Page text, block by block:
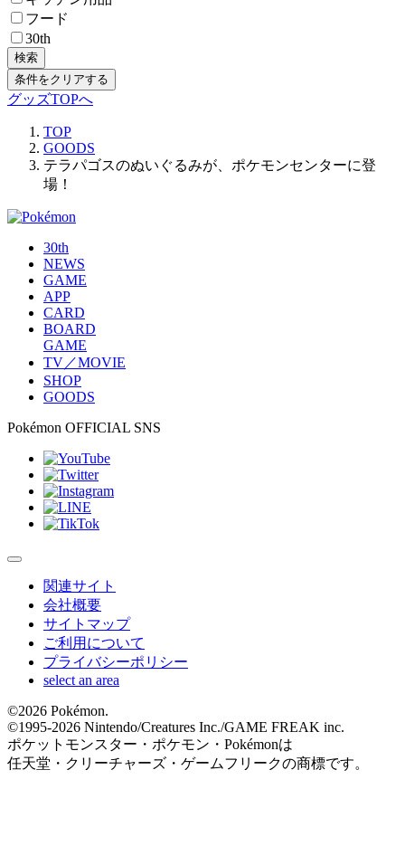
フード
30th
検索
条件をクリアする
グッズTOPへ
TOP
GOODS
テラパゴスのぬいぐるみが、ポケモンセンターに登
場！
30th
NEWS
GAME
APP
CARD
BOARD
GAME
TV／MOVIE
SHOP
GOODS
Pokémon OFFICIAL SNS
関連サイト
会社概要
サイトマップ
ご利用について
プライバシーポリシー
select an area
©2026 Pokémon.
©1995-2026 Nintendo/Creatures Inc./GAME FREAK inc.
ポケットモンスター・ポケモン・Pokémonは
任天堂・クリーチャーズ・ゲームフリークの商標です。